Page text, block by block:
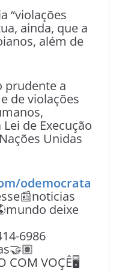
“violações
ainda, que a
além de
prudente a
de violações
de Execução
Unidas
odemocrata
deixe
6986
COM VOÇÊ🖥️